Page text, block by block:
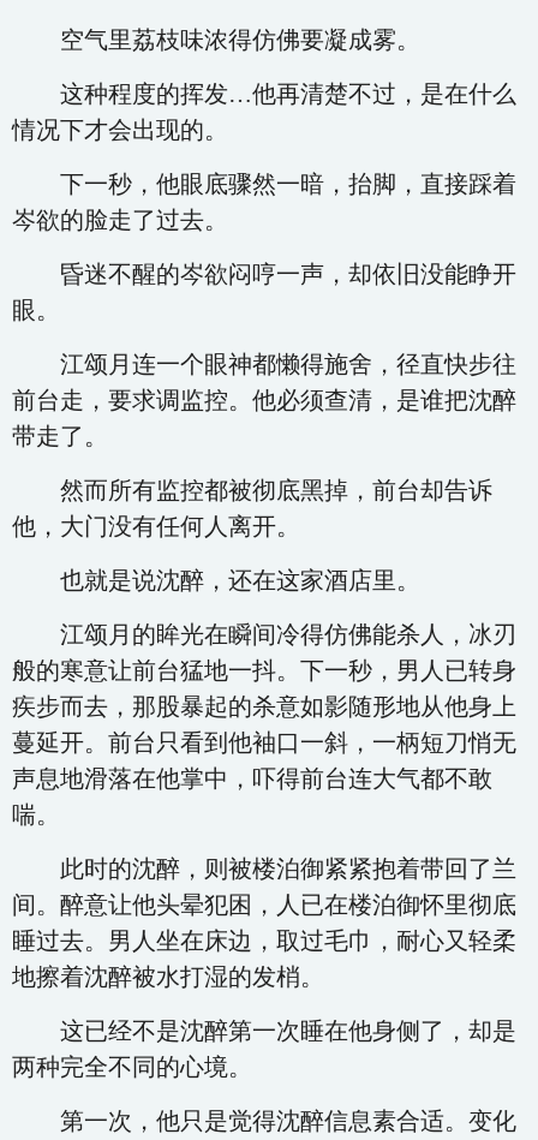
空气里荔枝味浓得仿佛要凝成雾。
这种程度的挥发…他再清楚不过，是在什么
情况下才会出现的。
下一秒，他眼底骤然一暗，抬脚，直接踩着
岑欲的脸走了过去。
昏迷不醒的岑欲闷哼一声，却依旧没能睁开
眼。
江颂月连一个眼神都懒得施舍，径直快步往
前台走，要求调监控。他必须查清，是谁把沈醉
带走了。
然而所有监控都被彻底黑掉，前台却告诉
他，大门没有任何人离开。
也就是说沈醉，还在这家酒店里。
江颂月的眸光在瞬间冷得仿佛能杀人，冰刃
般的寒意让前台猛地一抖。下一秒，男人已转身
疾步而去，那股暴起的杀意如影随形地从他身上
蔓延开。前台只看到他袖口一斜，一柄短刀悄无
声息地滑落在他掌中，吓得前台连大气都不敢
喘。
此时的沈醉，则被楼泊御紧紧抱着带回了兰
间。醉意让他头晕犯困，人已在楼泊御怀里彻底
睡过去。男人坐在床边，取过毛巾，耐心又轻柔
地擦着沈醉被水打湿的发梢。
这已经不是沈醉第一次睡在他身侧了，却是
两种完全不同的心境。
第一次，他只是觉得沈醉信息素合适。变化